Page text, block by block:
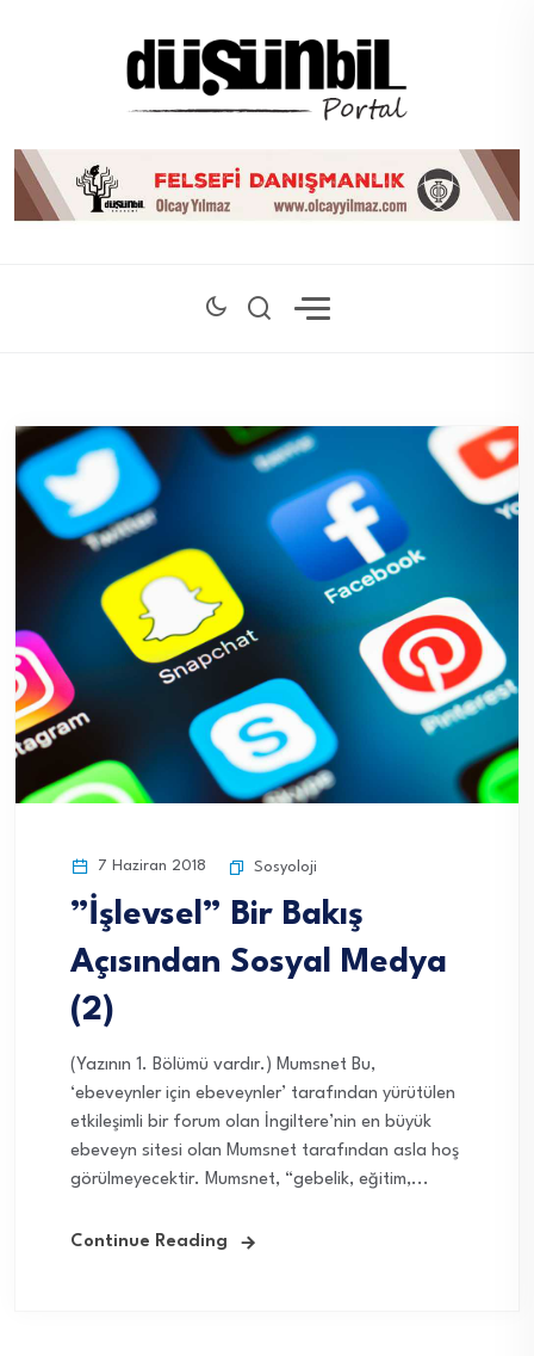
7 Haziran 2018 Sosyoloji
”İşlevsel” Bir Bakış
Açısından Sosyal Medya
(2)
(Yazının 1. Bölümü vardır.) Mumsnet Bu,
‘ebeveynler için ebeveynler’ tarafından yürütülen
etkileşimli bir forum olan İngiltere’nin en büyük
ebeveyn sitesi olan Mumsnet tarafından asla hoş
görülmeyecektir. Mumsnet, “gebelik, eğitim,...
Continue Reading